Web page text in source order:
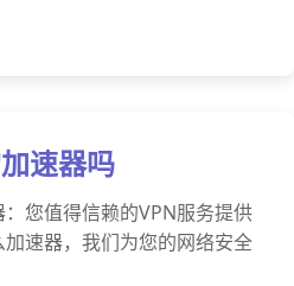
速器吗
您值得信赖的VPN服务提供
速器，我们为您的网络安全